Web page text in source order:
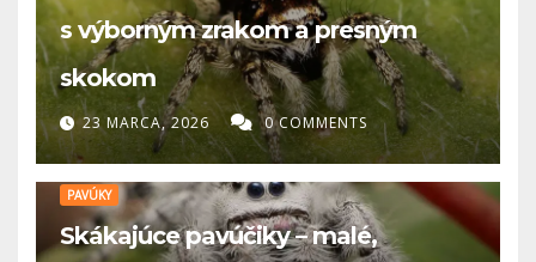
s výborným zrakom a presným
skokom
23 MARCA, 2026 0 COMMENTS
PAVÚKY
Skákajúce pavúčiky – malé,